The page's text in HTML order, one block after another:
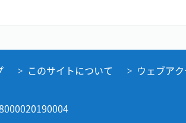
このサイトについて ウェブア